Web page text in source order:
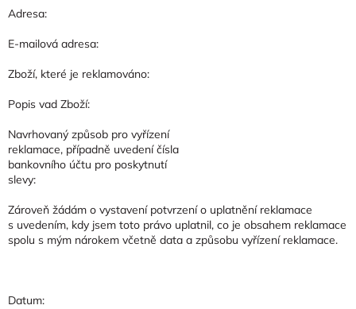
Adresa:
E-mailová adresa:
Zboží, které je reklamováno:
Popis vad Zboží:
Navrhovaný způsob pro vyřízení
reklamace, případně uvedení čísla
bankovního účtu pro poskytnutí
slevy:
Zároveň žádám o vystavení potvrzení o uplatnění reklamace
s uvedením, kdy jsem toto právo uplatnil, co je obsahem reklamace
spolu s mým nárokem včetně data a způsobu vyřízení reklamace.
Datum: